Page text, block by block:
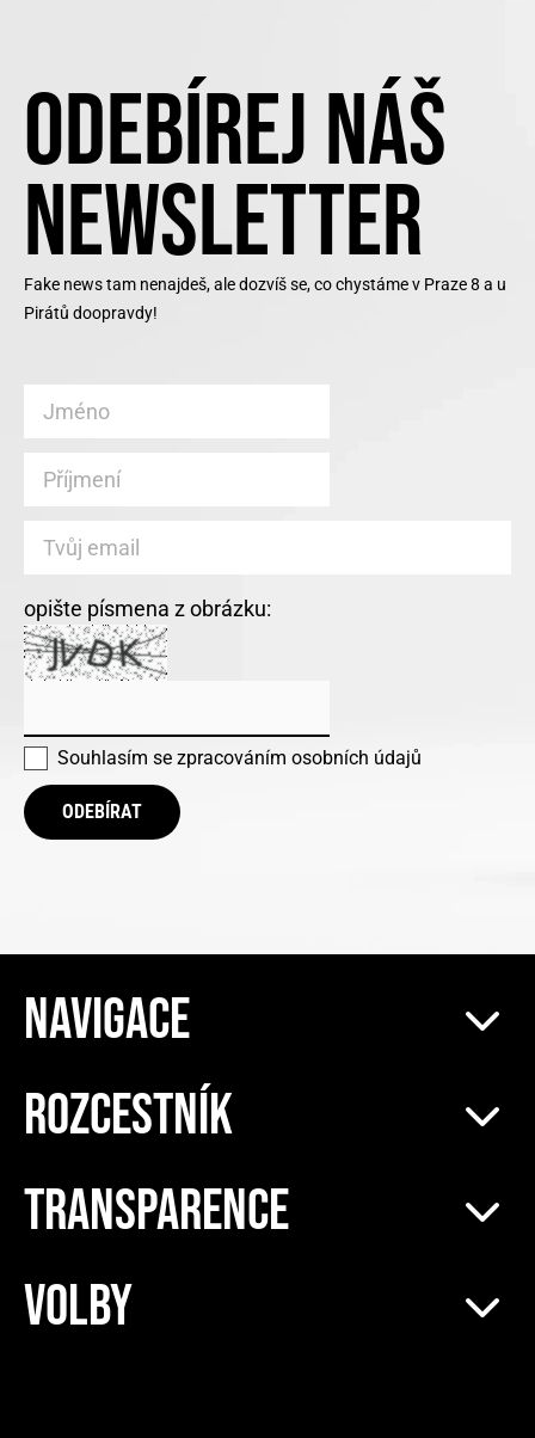
ODEBÍREJ NÁŠ
NEWSLETTER
Fake news tam nenajdeš, ale dozvíš se, co chystáme v Praze 8 a u
Pirátů doopravdy!
opište písmena z obrázku:
Souhlasím se zpracováním osobních údajů
ODEBÍRAT
NAVIGACE
ROZCESTNÍK
TRANSPARENCE
VOLBY